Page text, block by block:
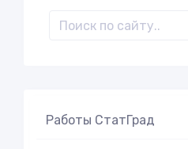
Работы СтатГрад